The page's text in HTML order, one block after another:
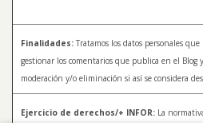
Finalidades: Tratamos los datos personales
gestionar los comentarios que publica en el Blog
moderación y/o eliminación si así se considera
Ejercicio de derechos/+ INFOR: La